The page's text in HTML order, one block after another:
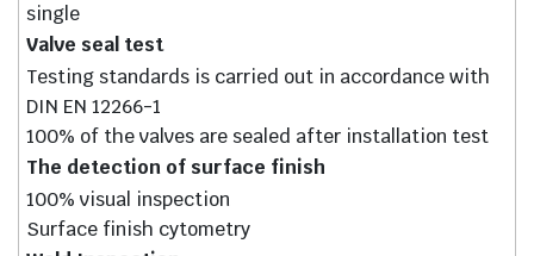
single
Valve seal test
Testing standards is carried out in accordance with
DIN EN 12266-1
100% of the valves are sealed after installation test
The detection of surface finish
100% visual inspection
Surface finish cytometry